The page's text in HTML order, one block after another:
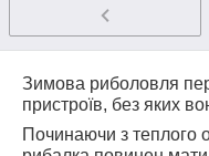
Зимова риболовля
пристроїв, без яких
Починаючи з теплого